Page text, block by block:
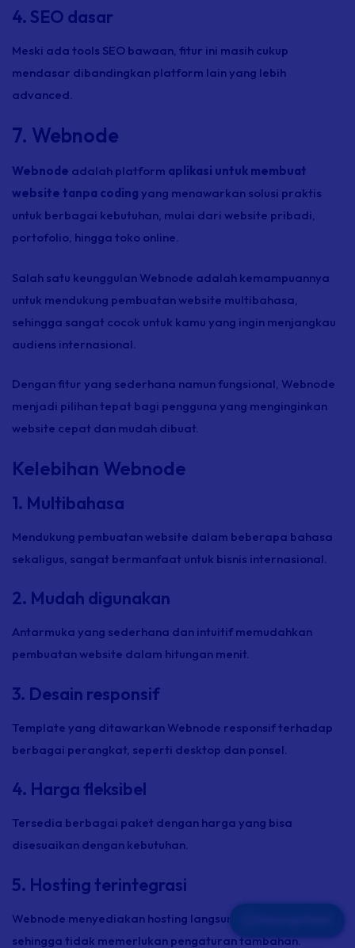
4. SEO dasar
Meski ada tools SEO bawaan, fitur ini masih cukup
mendasar dibandingkan platform lain yang lebih
advanced.
7. Webnode
Webnode adalah platform aplikasi untuk membuat
website tanpa coding yang menawarkan solusi praktis
untuk berbagai kebutuhan, mulai dari website pribadi,
portofolio, hingga toko online.
Salah satu keunggulan Webnode adalah kemampuannya
untuk mendukung pembuatan website multibahasa,
sehingga sangat cocok untuk kamu yang ingin menjangkau
audiens internasional.
Dengan fitur yang sederhana namun fungsional, Webnode
menjadi pilihan tepat bagi pengguna yang menginginkan
website cepat dan mudah dibuat.
Kelebihan Webnode
1. Multibahasa
Mendukung pembuatan website dalam beberapa bahasa
sekaligus, sangat bermanfaat untuk bisnis internasional.
2. Mudah digunakan
Antarmuka yang sederhana dan intuitif memudahkan
pembuatan website dalam hitungan menit.
3. Desain responsif
Template yang ditawarkan Webnode responsif terhadap
berbagai perangkat, seperti desktop dan ponsel.
4. Harga fleksibel
Tersedia berbagai paket dengan harga yang bisa
disesuaikan dengan kebutuhan.
5. Hosting terintegrasi
Webnode menyediakan hosting langsung di platformnya,
sehingga tidak memerlukan pengaturan tambahan.